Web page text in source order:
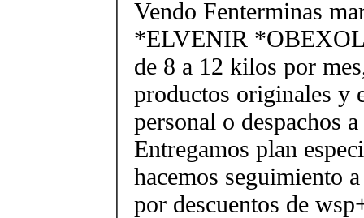
Vendo Fenterminas
*ELVENIR
de 8 a 12 kilos por
productos originales y
personal o despachos
Entregamos plan
hacemos seguimiento
por descuentos de